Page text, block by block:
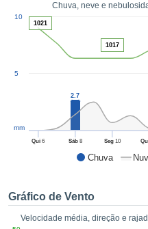
fornecer-
de alta
botão
todos os
ou
no
como
um perfil
CONTINUAR
CONFIGURAÇÕES
Chuva, neve e
Chuva
Qui 6 Sáb8 Seg10
5
10
mm
2.7
1021
1017
Gráfico de Vento
Velocidade média, direção e